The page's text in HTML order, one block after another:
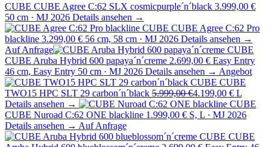
CUBE CUBE Agree C:62 SLX cosmicpurple´n´black 3.999,00 €
50 cm · MJ 2026 Details ansehen →
CUBE CUBE Agree C:62 Pro
blackline 3.299,00 € 56 cm, 58 cm · MJ 2026 Details ansehen →
Auf Anfrage
CUBE
CUBE Aruba Hybrid 600 papaya´n´creme 2.699,00 € Easy Entry
46 cm, Easy Entry 50 cm · MJ 2026 Details ansehen → Angebot
CUBE CUBE
TWO15 HPC SLT 29 carbon´n´black 5.999,00 €4.199,00 € L
Details ansehen →
CUBE
CUBE Nuroad C:62 ONE blackline 1.999,00 € S, L · MJ 2026
Details ansehen → Auf Anfrage
CUBE CUBE